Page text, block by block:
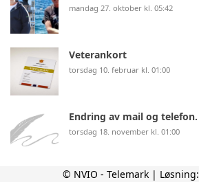
mandag 27. oktober kl. 05:42
Veterankort
torsdag 10. februar kl. 01:00
Endring av mail og telefon.
torsdag 18. november kl. 01:00
Veteran hjelper veteran!
© NVIO - Telemark | Løsning: